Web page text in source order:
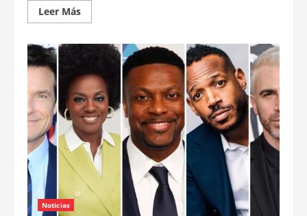
Leer MásLeer
más
Viola
Davis
protagoniza
La
Mujer
Rey
Noticias